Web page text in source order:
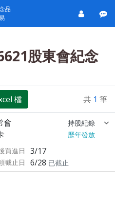
品
股東會紀念
檔 共 1 筆
會 持股紀錄
歷年發放
買進日 3/17
截止日 6/28 已截止